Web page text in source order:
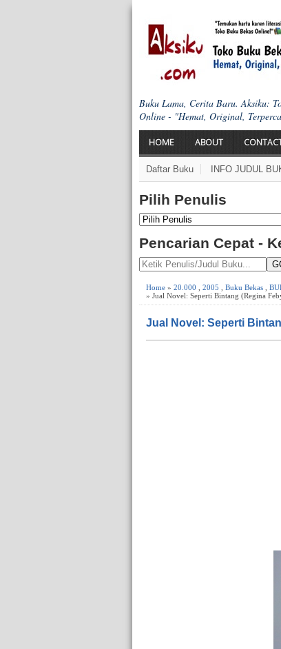
Buku Lama, Cerita Baru. Aksiku:
Online - "Hemat, Original,
HOME ABOUT
Daftar Buku INFO JUDUL
Pilih Penulis
Pencarian Cepat -
Home » 20.000 2005 Buku Bekas
» Jual Novel: Seperti Bintang (Regina
Jual Novel: Seperti